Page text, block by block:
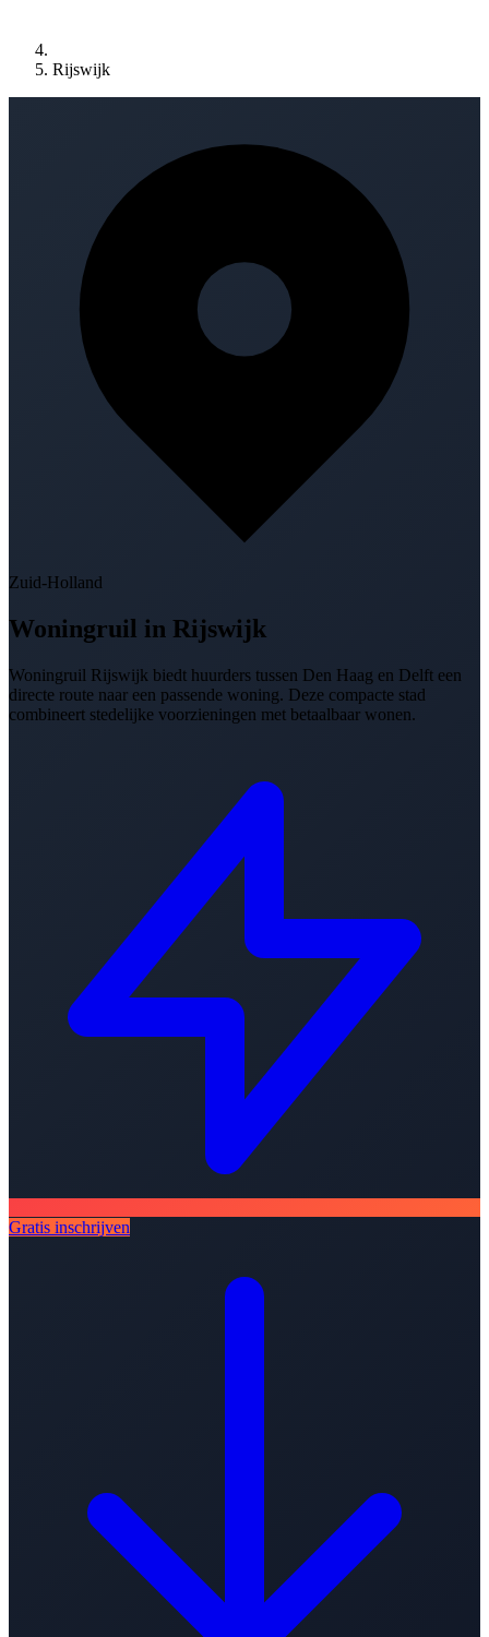
Rijswijk
Zuid-Holland
Woningruil in Rijswijk
Woningruil Rijswijk biedt huurders tussen Den Haag en Delft een
directe route naar een passende woning. Deze compacte stad
combineert stedelijke voorzieningen met betaalbaar wonen.
Gratis inschrijven